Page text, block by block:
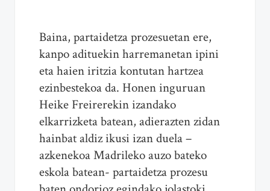
Baina, partaidetza prozesuetan ere,
kanpo adituekin harremanetan ipini
eta haien iritzia kontutan hartzea
ezinbestekoa da. Honen inguruan
Heike Freirerekin izandako
elkarrizketa batean, adierazten zidan
hainbat aldiz ikusi izan duela –
azkenekoa Madrileko auzo bateko
eskola batean- partaidetza prozesu